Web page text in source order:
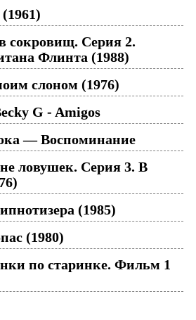
сокровищ. Серия 2.
Флинта (1988)
слоном (1976)
G - Amigos
— Воспоминание
ловушек. Серия 3. В
(1985)
(1980)
по старинке. Фильм 1